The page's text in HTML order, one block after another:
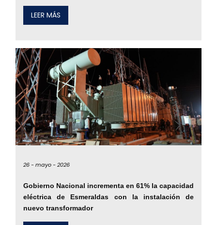
LEER MÁS
26 -mayo -2026
Gobierno Nacional incrementa en 61% la capacidad
eléctrica de Esmeraldas con la instalación de
nuevo transformador